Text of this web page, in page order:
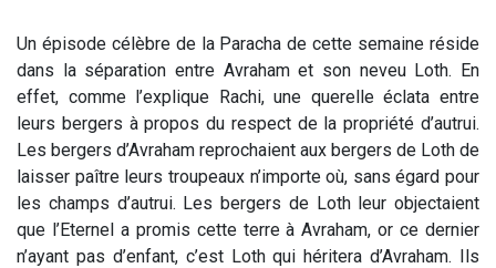
Un épisode célèbre de la Paracha de cette semaine réside
dans la séparation entre Avraham et son neveu Loth. En
effet, comme l’explique Rachi, une querelle éclata entre
leurs bergers à propos du respect de la propriété d’autrui.
Les bergers d’Avraham reprochaient aux bergers de Loth de
laisser paître leurs troupeaux n’importe où, sans égard pour
les champs d’autrui. Les bergers de Loth leur objectaient
que l’Eternel a promis cette terre à Avraham, or ce dernier
n’ayant pas d’enfant, c’est Loth qui héritera d’Avraham. Ils